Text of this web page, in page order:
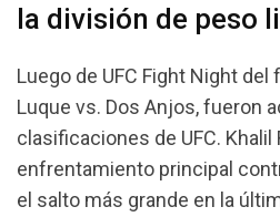
la división de peso
Luego de UFC Fight Night del
Luque vs. Dos Anjos, fueron
clasificaciones de UFC. Khalil
enfrentamiento principal
el salto más grande en la